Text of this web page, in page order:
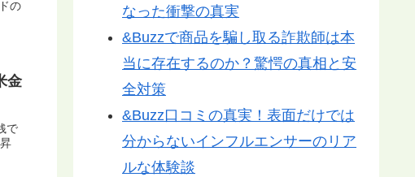
の
金
で
なった衝撃の真実
&Buzzで商品を騙し取る詐欺師は本
当に存在するのか？驚愕の真相と安
全対策
&Buzz口コミの真実！表面だけでは
分からないインフルエンサーのリア
ルな体験談